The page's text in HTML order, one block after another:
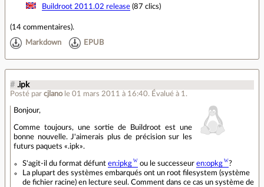
Buildroot 2011.02 release(87 clics)
(14 commentaires).
Markdown EPUB
# .ipk
Posté par cjlano le 01 mars 2011 à 16:40. Évalué à 1 .
Bonjour,
Comme toujours, une sortie de Buildroot est une
bonne nouvelle. J'aimerais plus de précision sur les
futurs paquets «.ipk».
S'agit-il du format défunt en:ipkg ou le successeur en:opkg
?
La plupart des systèmes embarqués ont un root filesystem (système
de fichier racine) en lecture seul. Comment dans ce cas un système de